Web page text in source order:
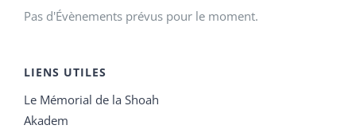
Pas d'Évènements prévus pour le moment.
LIENS UTILES
Le Mémorial de la Shoah
Akadem